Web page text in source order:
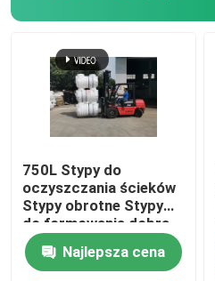
750L Stypy do
oczyszczania ścieków
Stypy obrotne Stypy
do formowania dobra
cena wysokiej jakości
Stypy do zbiornika
septicznego SMC
Najlepsza cena